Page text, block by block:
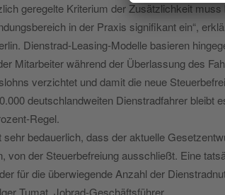
geregelte Kriterium der Zusätzlichkeit
in der Praxis signifikant ein“,
Dienstrad‐Leasing‐Modelle basieren
Mitarbeiter während der Überlassung des
verzichtet und damit die neue
deutschlandweiten Dienstradfahrer bleibt
sehr bedauerlich, dass der aktuelle
von der Steuerbefreiung ausschließt. Eine
für die überwiegende Anzahl der
Tumat, Jobrad-Geschäftsführer.